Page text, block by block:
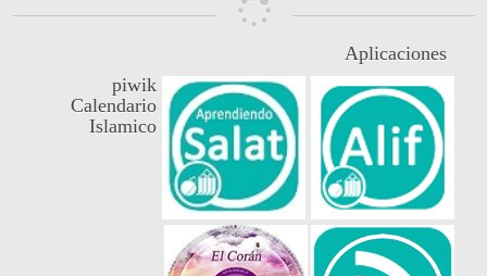
Aplicaciones
piwik
Calendario
Islamico